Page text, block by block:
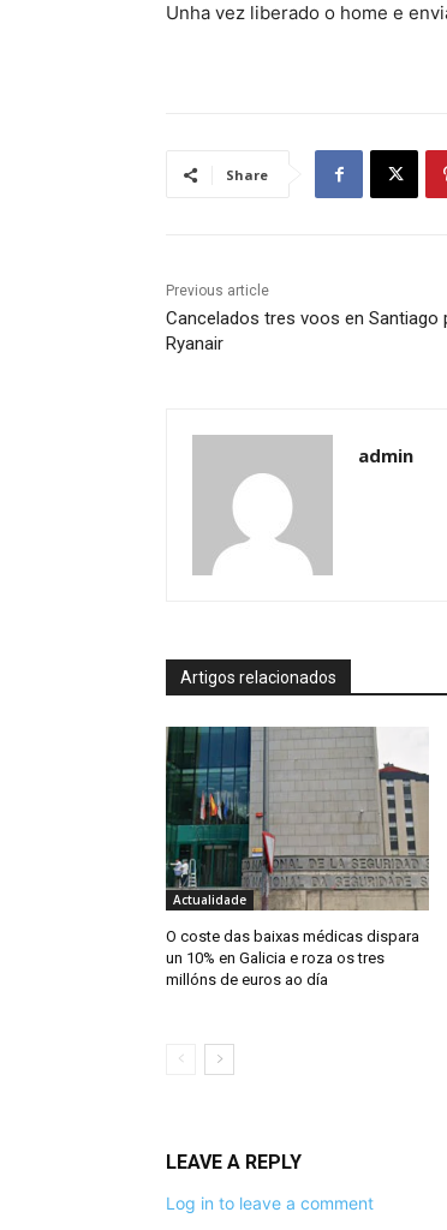
Unha vez liberado o home e
Share
Previous article
Cancelados tres voos en Santiago
Ryanair
admin
Artigos relacionados
Actualidade
O coste das baixas médicas dispara
un 10% en Galicia e roza os tres
millóns de euros ao día
LEAVE A REPLY
Log in to leave a comment